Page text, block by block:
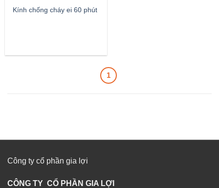
Kính chống cháy ei 60 phút
1
Công ty cổ phần gia lợi
CÔNG TY CỔ PHẦN GIA LỢI